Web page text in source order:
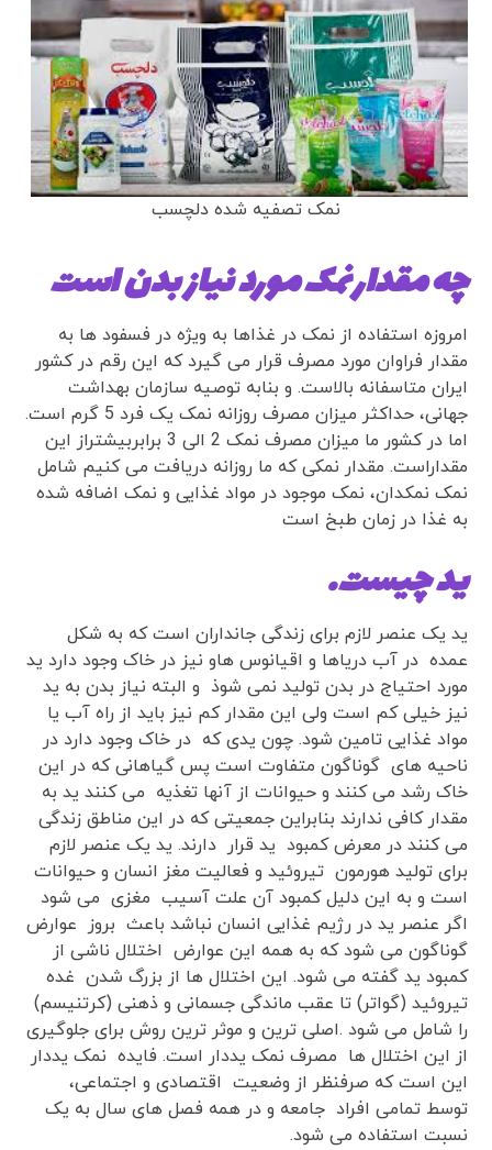
نمک تصفیه شده دلچسب
چه مقدار نمک مورد نیاز بدن است
امروزه استفاده از نمک در غذاها به ویژه در فسفود ها به
مقدار فراوان مورد مصرف قرار می گیرد که این رقم در کشور
ایران متاسفانه بالاست. و بنابه توصیه سازمان بهداشت
جهانی، حداکثر میزان مصرف روزانه نمک یک فرد 5 گرم است.
اما در کشور ما میزان مصرف نمک 2 الی 3 برابربیشتراز این
مقداراست. مقدار نمکی که ما روزانه دریافت می کنیم شامل
نمک نمکدان، نمک موجود در مواد غذایی و نمک اضافه شده
به غذا در زمان طبخ است
ید چیست.
ید یک عنصر لازم برای زندگی جانداران است که به شکل
عمده در آب دریاها و اقیانوس هاو نیز در خاک وجود دارد ید
مورد احتیاج در بدن تولید نمی شوذ و البته نیاز بدن به ید
نیز خیلی کم است ولی این مقدار کم نیز باید از راه آب یا
مواد غذایی تامین شود. چون یدی که در خاک وجود دارد در
ناحیه های گوناگون متفاوت است پس گیاهانی که در این
خاک رشد می کنند و حیوانات از آنها تغذیه می کنند ید به
مقدار کافی ندارند بنابراین جمعیتی که در این مناطق زندگی
می کنند در معرض کمبود ید قرار دارند. ید یک عنصر لازم
برای تولید هورمون تیروئید و فعالیت مغز انسان و حیوانات
است و به این دلیل کمبود آن علت آسیب مغزی می شود
اگر عنصر ید در رژیم غذایی انسان نباشد باعث بروز عوارض
گوناگون می شود که به همه این عوارض اختلال ناشی از
کمبود ید گفته می شود. این اختلال ها از بزرگ شدن غده
تیروئید (گواتر) تا عقب ماندگی جسمانی و ذهنی (کرتنیسم)
را شامل می شود .اصلی ترین و موثر ترین روش برای جلوگیری
از این اختلال ها مصرف نمک یددار است. فایده نمک یددار
این است که صرفنظر از وضعیت اقتصادی و اجتماعی،
توسط تمامی افراد جامعه و در همه فصل های سال به یک
نسبت استفاده می شود.